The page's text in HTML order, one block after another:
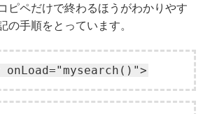
ピペだけで終わるほうがわかりやす
の手順をとっています。
onLoad="mysearch()">